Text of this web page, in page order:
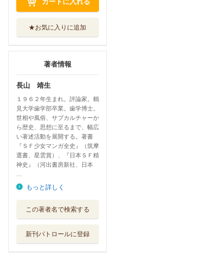
★お気に入りに追加
著者情報
長山 靖生
１９６２年生まれ。評論家。鶴
見大学歯学部卒業。歯学博士。
世相や風俗、サブカルチャーか
ら歴史、思想に至るまで、幅広
い著述活動を展開する。著書
『ＳＦ少女マンガ全史』（筑摩
選書、星雲賞）、『日本ＳＦ精
神史』（河出書房新社、日本
…
もっと詳しく
この著者名で検索する
新刊パトロールに登録
光文社
日本回帰と文化人